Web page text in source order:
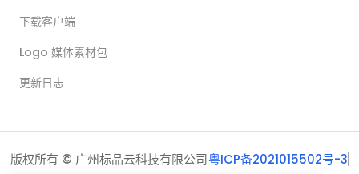
下载客户端
Logo 媒体素材包
更新日志
版权所有 © 广州标品云科技有限公司粤ICP备2021015502号-3